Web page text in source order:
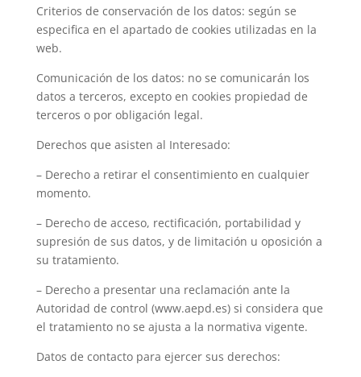
Criterios de conservación de los datos: según se
especifica en el apartado de cookies utilizadas en la
web.
Comunicación de los datos: no se comunicarán los
datos a terceros, excepto en cookies propiedad de
terceros o por obligación legal.
Derechos que asisten al Interesado:
– Derecho a retirar el consentimiento en cualquier
momento.
– Derecho de acceso, rectificación, portabilidad y
supresión de sus datos, y de limitación u oposición a
su tratamiento.
– Derecho a presentar una reclamación ante la
Autoridad de control (www.aepd.es) si considera que
el tratamiento no se ajusta a la normativa vigente.
Datos de contacto para ejercer sus derechos: